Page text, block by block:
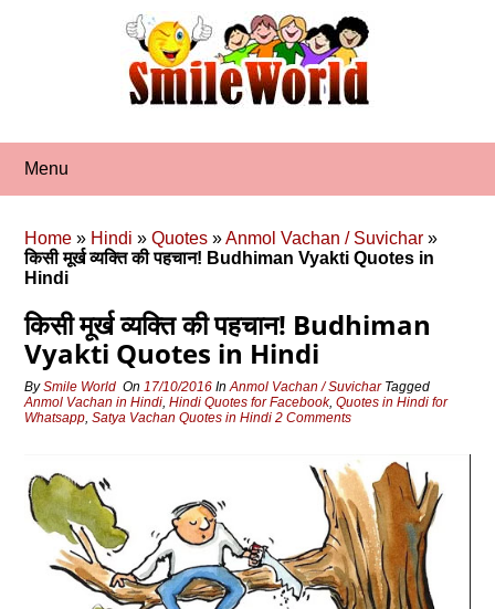
Menu
Home » Hindi »Quotes »Anmol Vachan / Suvichar »
किसी मूर्ख व्‍यक्ति की पहचान! Budhiman Vyakti Quotes in
Hindi
किसी मूर्ख व्‍यक्ति की पहचान! Budhiman
Vyakti Quotes in Hindi
BySmile World On17/10/2016 InAnmol Vachan / Suvichar Tagged
Anmol Vachan in Hindi,Hindi Quotes for Facebook,Quotes in Hindi for
Whatsapp,Satya Vachan Quotes in Hindi 2 Comments